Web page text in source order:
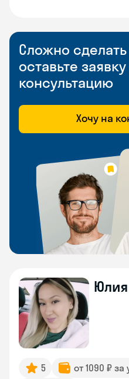
Сложно
оставьте
консультацию
Хочу на
Юлия
5 от 1090 ₽ за